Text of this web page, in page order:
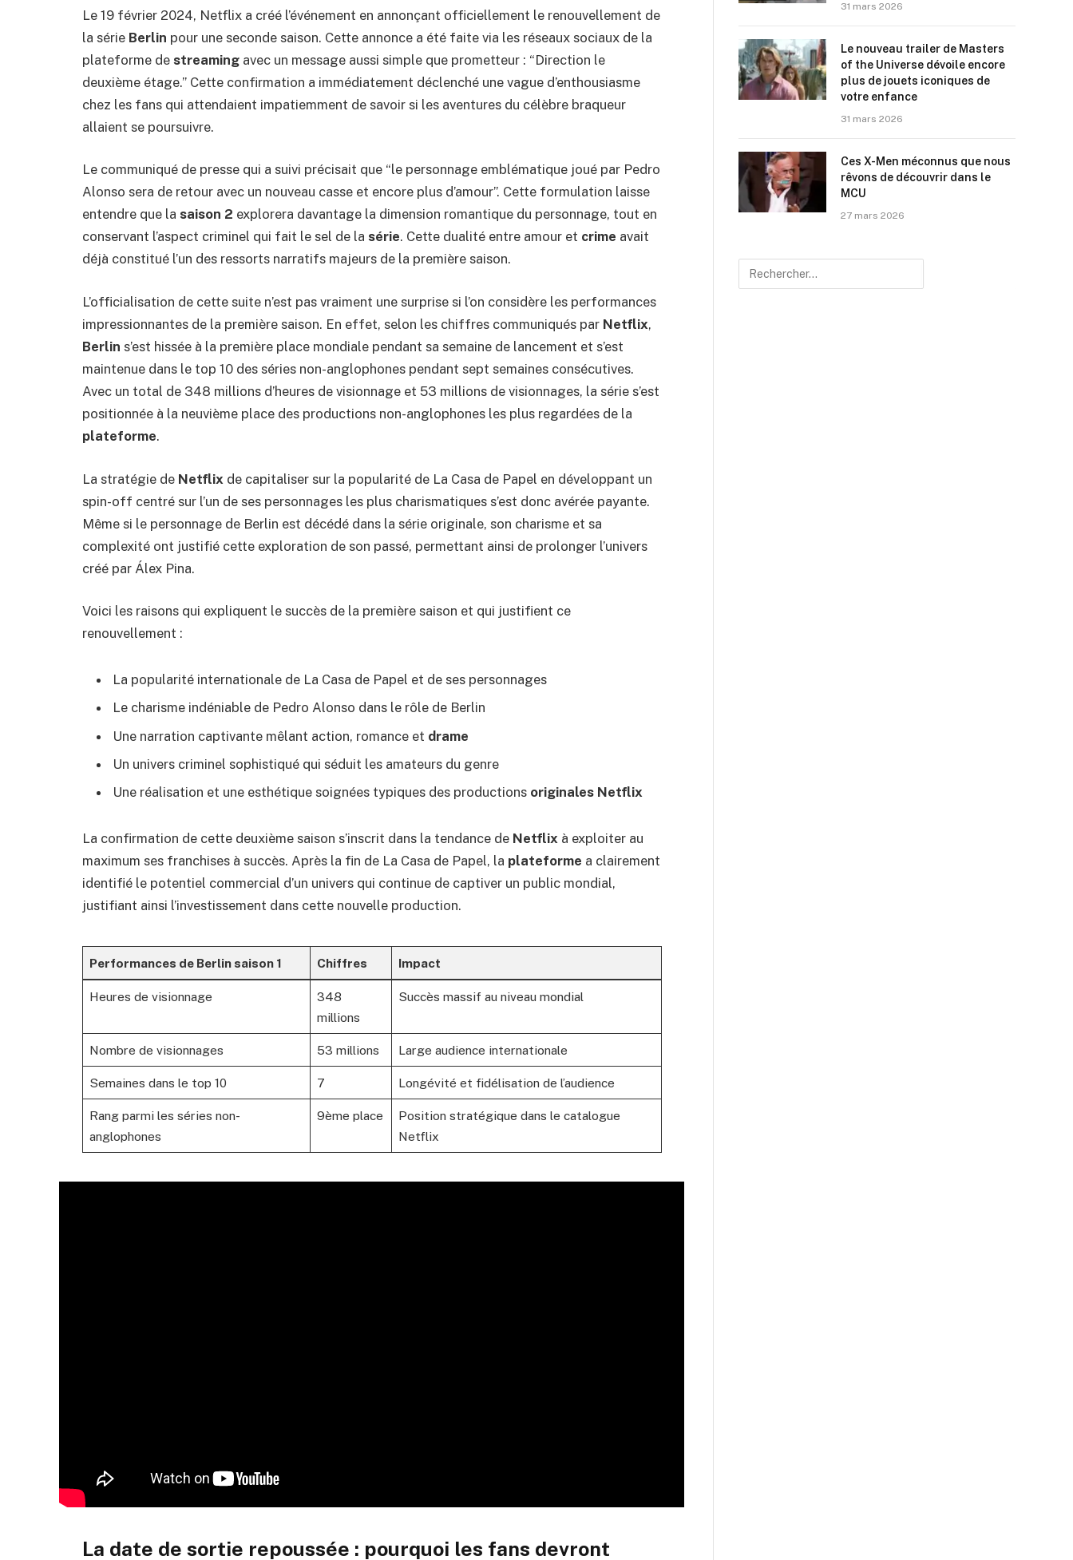
Le 19 février 2024, Netflix a créé l’événement en annonçant officiellement le renouvellement de
la série Berlin pour une seconde saison. Cette annonce a été faite via les réseaux sociaux de la
plateforme de streaming avec un message aussi simple que prometteur : “Direction le
deuxième étage.” Cette confirmation a immédiatement déclenché une vague d’enthousiasme
chez les fans qui attendaient impatiemment de savoir si les aventures du célèbre braqueur
allaient se poursuivre.
Le communiqué de presse qui a suivi précisait que “le personnage emblématique joué par Pedro
Alonso sera de retour avec un nouveau casse et encore plus d’amour”. Cette formulation laisse
entendre que la saison 2 explorera davantage la dimension romantique du personnage, tout en
conservant l’aspect criminel qui fait le sel de la série. Cette dualité entre amour et crime avait
déjà constitué l’un des ressorts narratifs majeurs de la première saison.
L’officialisation de cette suite n’est pas vraiment une surprise si l’on considère les performances
impressionnantes de la première saison. En effet, selon les chiffres communiqués par Netflix,
Berlin s’est hissée à la première place mondiale pendant sa semaine de lancement et s’est
maintenue dans le top 10 des séries non-anglophones pendant sept semaines consécutives.
Avec un total de 348 millions d’heures de visionnage et 53 millions de visionnages, la série s’est
positionnée à la neuvième place des productions non-anglophones les plus regardées de la
plateforme.
La stratégie de Netflix de capitaliser sur la popularité de La Casa de Papel en développant un
spin-off centré sur l’un de ses personnages les plus charismatiques s’est donc avérée payante.
Même si le personnage de Berlin est décédé dans la série originale, son charisme et sa
complexité ont justifié cette exploration de son passé, permettant ainsi de prolonger l’univers
créé par Álex Pina.
Voici les raisons qui expliquent le succès de la première saison et qui justifient ce
renouvellement :
La popularité internationale de La Casa de Papel et de ses personnages
Le charisme indéniable de Pedro Alonso dans le rôle de Berlin
Une narration captivante mêlant action, romance et drame
Un univers criminel sophistiqué qui séduit les amateurs du genre
Une réalisation et une esthétique soignées typiques des productions originales Netflix
La confirmation de cette deuxième saison s’inscrit dans la tendance de Netflix à exploiter au
maximum ses franchises à succès. Après la fin de La Casa de Papel, la plateforme a clairement
identifié le potentiel commercial d’un univers qui continue de captiver un public mondial,
justifiant ainsi l’investissement dans cette nouvelle production.
Performances de Berlin saison 1 Chiffres Impact
Heures de visionnage
348
millions
Succès massif au niveau mondial
Nombre de visionnages 53 millions Large audience internationale
Semaines dans le top 10 7 Longévité et fidélisation de l’audience
Rang parmi les séries non-
anglophones
9ème place
Position stratégique dans le catalogue
Netflix
La date de sortie repoussée : pourquoi les fans devront
31 mars 2026
Le nouveau trailer de Masters
of the Universe dévoile encore
plus de jouets iconiques de
votre enfance
31 mars 2026
Ces X-Men méconnus que nous
rêvons de découvrir dans le
MCU
27 mars 2026